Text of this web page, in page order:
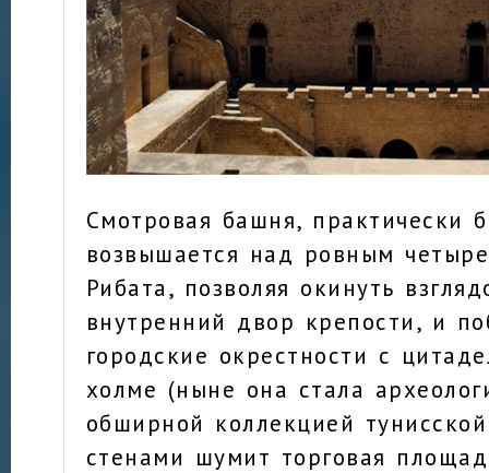
Смотровая башня, практически
возвышается над ровным
Рибата, позволяя окинуть
внутренний двор крепости, и
городские окрестности с
холме (ныне она стала
обширной коллекцией
стенами шумит торговая